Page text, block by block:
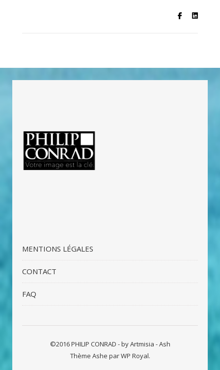
MENTIONS LÉGALES
CONTACT
FAQ
©2016 PHILIP CONRAD - byArtmisia - Ash
Thème Ashe parWP Royal.